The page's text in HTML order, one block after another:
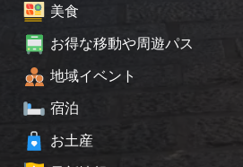
美食
お得な移動や周遊パス
地域イベント
宿泊
お土産